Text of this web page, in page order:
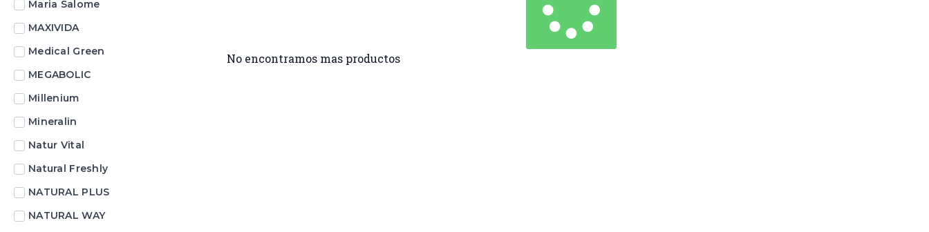
Maria Salome
MAXIVIDA
Medical Green
MEGABOLIC
Millenium
Mineralin
Natur Vital
Natural Freshly
NATURAL PLUS
NATURAL WAY
No encontramos mas productos